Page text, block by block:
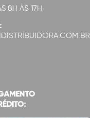
8H ÀS 17H